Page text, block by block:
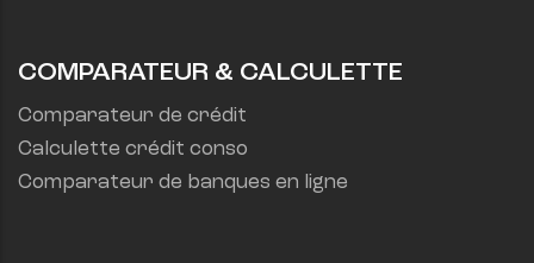
COMPARATEUR & CALCULETTE
Comparateur de crédit
Calculette crédit conso
Comparateur de banques en ligne